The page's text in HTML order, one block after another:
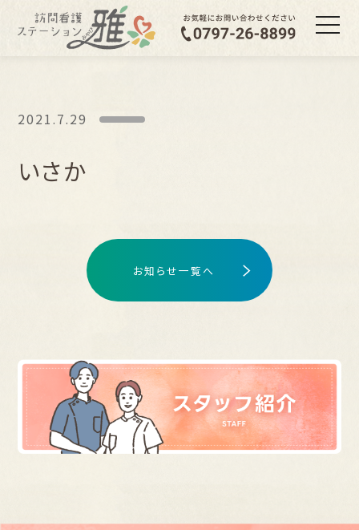
2021.7.29
いさか
お知らせ一覧へ